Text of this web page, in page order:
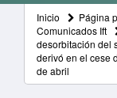
Inicio
Página
Comunicados Ift
desorbitación del
derivó en el cese
de abril